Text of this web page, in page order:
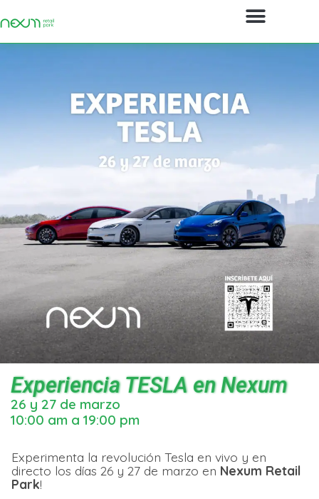
Experiencia TESLA en Nexum
26 y 27 de marzo
10:00 am a 19:00 pm
Experimenta la revolución Tesla en vivo y en
directo los días 26 y 27 de marzo en Nexum Retail
Park!